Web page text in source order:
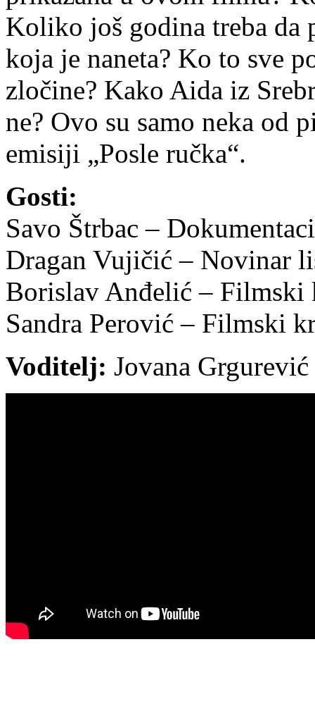
Koliko još godina treba da
koja je naneta? Ko to sve
zločine? Kako Aida iz
ne? Ovo su samo neka od
emisiji „Posle ručka“.
Gosti:
Savo Štrbac –
Dragan Vujičić – Novinar
Borislav Anđelić – Filmski
Sandra Perović – Filmski
Voditelj: Jovana Grgurević